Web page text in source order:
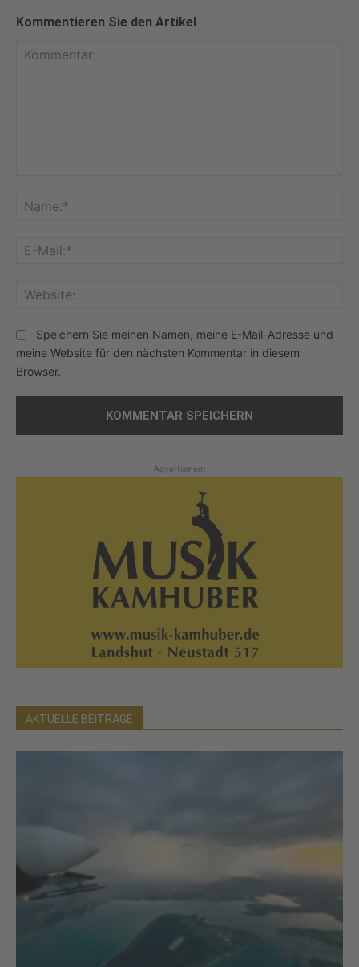
Kommentieren Sie den Artikel
Speichern Sie meinen Namen, meine E-Mail-Adresse und
meine Website für den nächsten Kommentar in diesem
Browser.
- Advertisment -
AKTUELLE BEITRÄGE